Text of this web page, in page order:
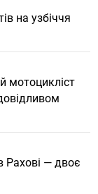
на узбіччя
мотоцикліст
Рахові — двоє